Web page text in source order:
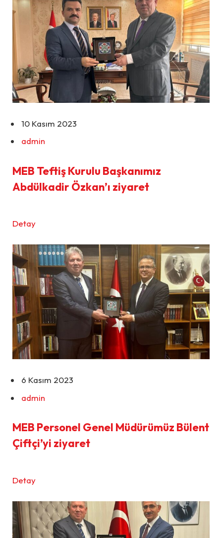
10 Kasım 2023
admin
MEB Teftiş Kurulu Başkanımız
Abdülkadir Özkan’ı ziyaret
Detay
6 Kasım 2023
admin
MEB Personel Genel Müdürümüz Bülent
Çiftçi’yi ziyaret
Detay